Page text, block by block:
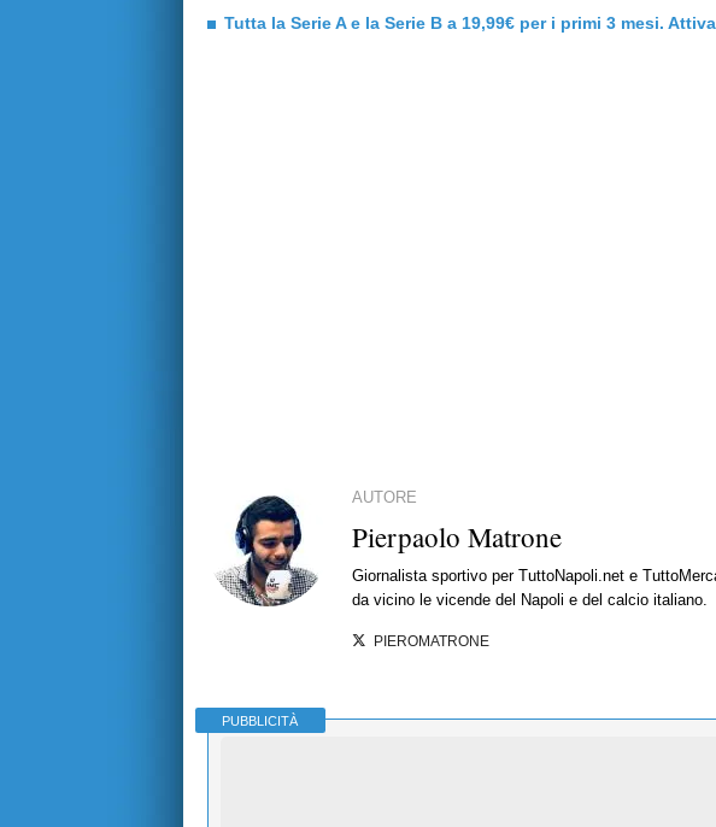
Tutta la Serie A e la Serie B a 19,99€ per i primi 3 mesi.
AUTORE
Pierpaolo Matrone
Giornalista sportivo per TuttoNapoli.net e
da vicino le vicende del Napoli e del calcio italiano.
PIEROMATRONE
PUBBLICITÀ